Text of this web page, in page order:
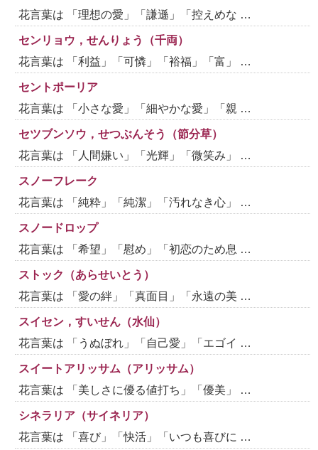
花言葉は 「理想の愛」「謙遜」「控えめな …
センリョウ，せんりょう（千両）
花言葉は 「利益」「可憐」「裕福」「富」 …
セントポーリア
花言葉は 「小さな愛」「細やかな愛」「親 …
セツブンソウ，せつぶんそう（節分草）
花言葉は 「人間嫌い」「光輝」「微笑み」 …
スノーフレーク
花言葉は 「純粋」「純潔」「汚れなき心」 …
スノードロップ
花言葉は 「希望」「慰め」「初恋のため息 …
ストック（あらせいとう）
花言葉は 「愛の絆」「真面目」「永遠の美 …
スイセン，すいせん（水仙）
花言葉は 「うぬぼれ」「自己愛」「エゴイ …
スイートアリッサム（アリッサム）
花言葉は 「美しさに優る値打ち」「優美」 …
シネラリア（サイネリア）
花言葉は 「喜び」「快活」「いつも喜びに …